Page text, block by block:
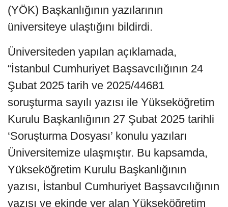
(YÖK) Başkanlığının yazılarının
üniversiteye ulaştığını bildirdi.
Üniversiteden yapılan açıklamada,
“İstanbul Cumhuriyet Başsavcılığının 24
Şubat 2025 tarih ve 2025/44681
soruşturma sayılı yazısı ile Yükseköğretim
Kurulu Başkanlığının 27 Şubat 2025 tarihli
‘Soruşturma Dosyası’ konulu yazıları
Üniversitemize ulaşmıştır. Bu kapsamda,
Yükseköğretim Kurulu Başkanlığının
yazısı, İstanbul Cumhuriyet Başsavcılığının
yazısı ve ekinde yer alan Yükseköğretim